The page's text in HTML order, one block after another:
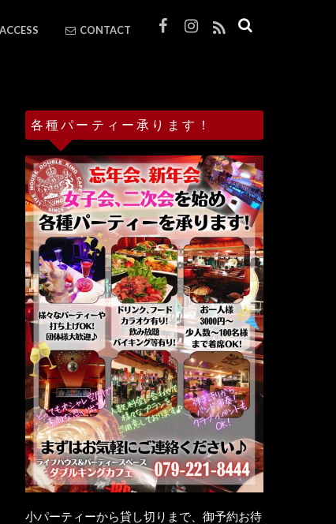
ACCESS CONTACT
各種パーティー承ります！
小パーティーから貸し切りまで、御予約お待